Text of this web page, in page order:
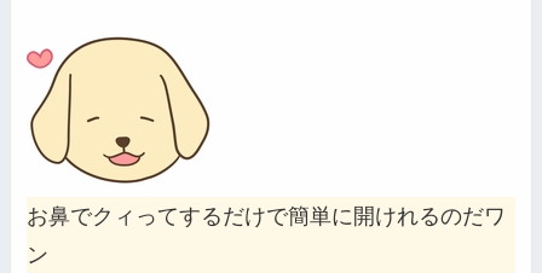
お鼻でクィってするだけで簡単に開けれるのだワ
ン